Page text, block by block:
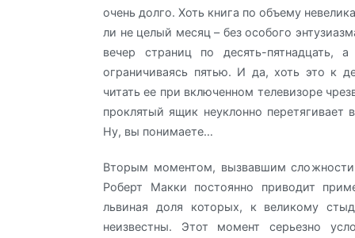
очень долго. Хоть книга по объему
ли не целый месяц – без особого
вечер страниц по десять-пятнадцать,
ограничиваясь пятью. И да, хоть это к
читать ее при включенном телевизоре
проклятый ящик неуклонно перетягивает
Ну, вы понимаете…
Вторым моментом, вызвавшим
Роберт Макки постоянно приводит
львиная доля которых, к великому
неизвестны. Этот момент серьезно